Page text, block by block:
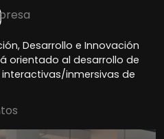
Desarrollo e Innovación
orientado al desarrollo de
inmersivas de